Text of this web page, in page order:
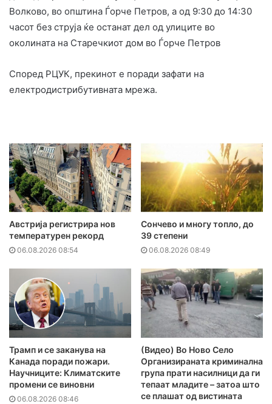
Волково, во општина Ѓорче Петров, а од 9:30 до 14:30
часот без струја ќе останат дел од улиците во
околината на Старечкиот дом во Ѓорче Петров
Според РЦУК, прекинот е поради зафати на
електродистрибутивната мрежа.
Австрија регистрира нов
температурен рекорд
06.08.2026 08:54
Сончево и многу топло, до
39 степени
06.08.2026 08:49
Трамп и се заканува на
Канада поради пожари.
Научниците: Климатските
промени се виновни
06.08.2026 08:46
(Видео) Во Ново Село
Организираната криминална
група прати насилници да ги
тепаат младите – затоа што
се плашат од вистината